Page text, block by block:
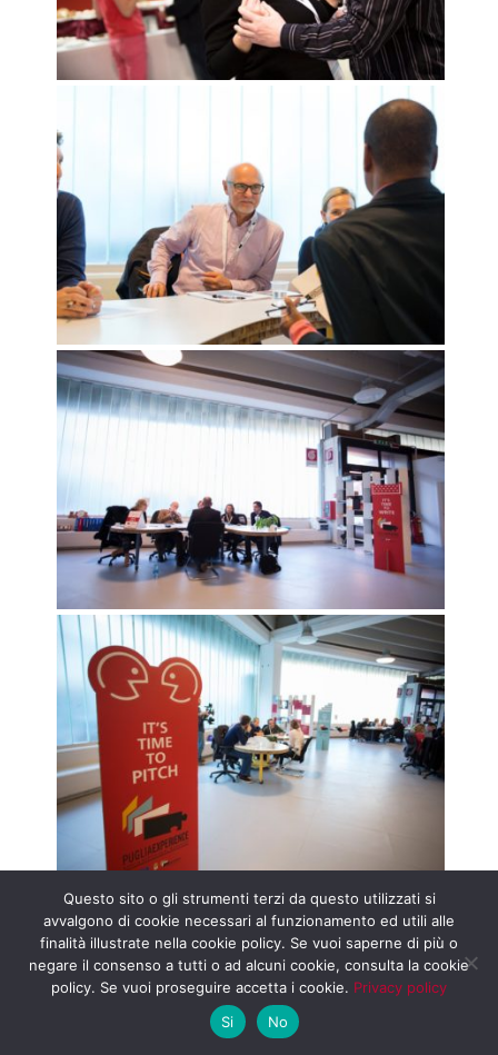
Questo sito o gli strumenti terzi da questo utilizzati si
avvalgono di cookie necessari al funzionamento ed utili alle
finalità illustrate nella cookie policy. Se vuoi saperne di più o
negare il consenso a tutti o ad alcuni cookie, consulta la cookie
policy. Se vuoi proseguire accetta i cookie. Privacy policy
Si
No